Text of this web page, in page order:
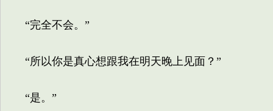
“完全不会。”
“所以你是真心想跟我在明天晚上见面？”
“是。”